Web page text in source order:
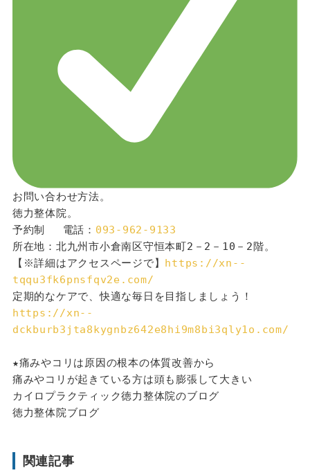
お問い合わせ方法。
徳力整体院。
予約制 　電話： 093-962-9133
所在地：北九州市小倉南区守恒本町2－2－10－2階。
【※詳細はアクセスページで】 https://xn--
tqqu3fk6pnsfqv2e.com/
定期的なケアで、快適な毎日を目指しましょう！
https://xn--
dckburb3jta8kygnbz642e8hi9m8bi3qly1o.com/
★痛みやコリは原因の根本の体質改善から
痛みやコリが起きている方は頭も膨張して大きい
カイロプラクティック徳力整体院のブログ
徳力整体院ブログ
関連記事